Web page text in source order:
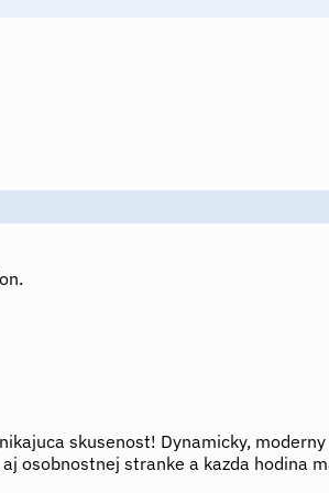
skusenost! Dynamicky,
osobnostnej stranke a kazda hodina